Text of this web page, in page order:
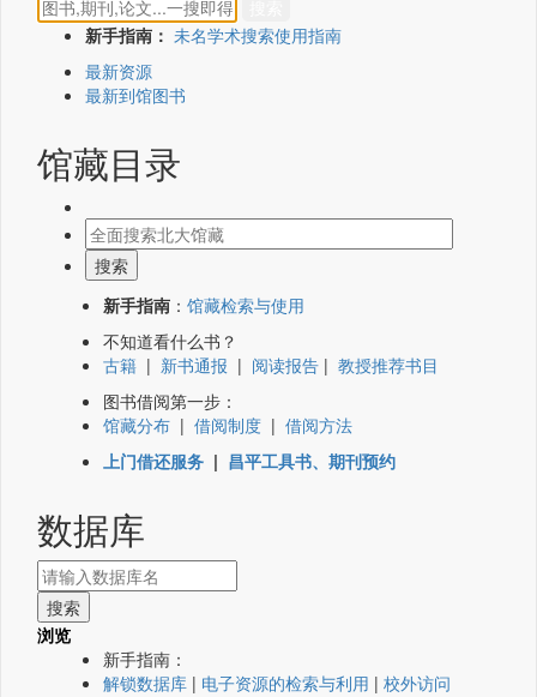
新手指南： 未名学术搜索使用指南
最新资源
最新到馆图书
馆藏目录
新手指南 ： 馆藏检索与使用
不知道看什么书？
古籍 | 新书通报 | 阅读报告 | 教授推荐书目
图书借阅第一步：
馆藏分布 | 借阅制度 | 借阅方法
上门借还服务 | 昌平工具书、期刊预约
数据库
浏览
新手指南：
解锁数据库 | 电子资源的检索与利用 | 校外访问